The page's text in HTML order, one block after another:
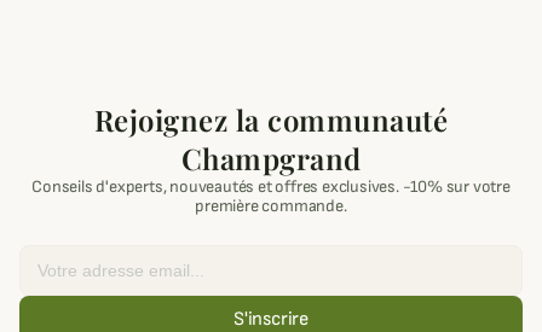
Rejoignez la communauté
Champgrand
Conseils d'experts, nouveautés et offres exclusives. -10% sur votre
première commande.
S'inscrire